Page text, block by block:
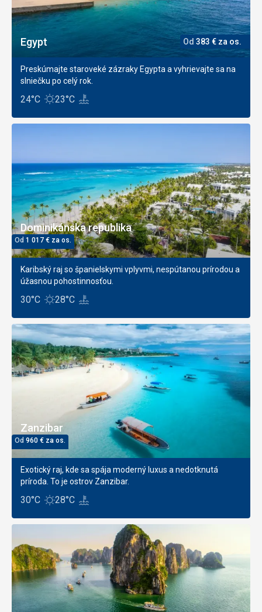
Egypt Od 383 € za os.
Preskúmajte staroveké zázraky Egypta a vyhrievajte sa na
slniečku po celý rok.
24°C 23°C
Dominikánska republika
Od 1 017 € za os.
Karibský raj so španielskymi vplyvmi, nespútanou prírodou a
úžasnou pohostinnosťou.
30°C 28°C
Zanzibar
Od 960 € za os.
Exotický raj, kde sa spája moderný luxus a nedotknutá
príroda. To je ostrov Zanzibar.
30°C 28°C